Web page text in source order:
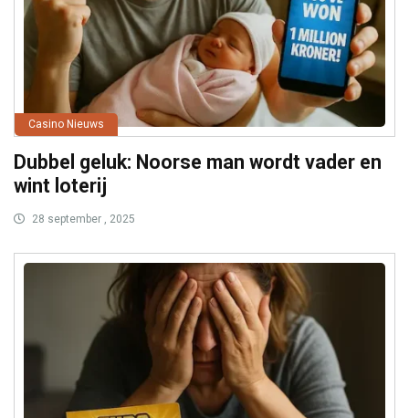
Casino Nieuws
Dubbel geluk: Noorse man wordt vader en
wint loterij
28 september , 2025